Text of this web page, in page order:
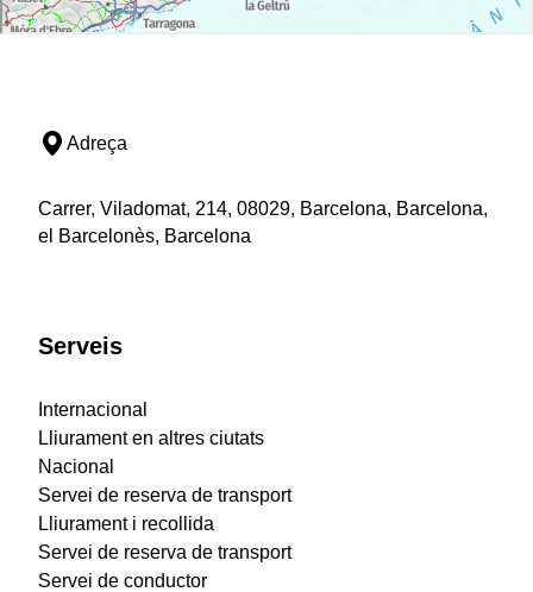
Adreça
Carrer, Viladomat, 214, 08029, Barcelona, Barcelona,
el Barcelonès, Barcelona
Serveis
Internacional
Lliurament en altres ciutats
Nacional
Servei de reserva de transport
Lliurament i recollida
Servei de reserva de transport
Servei de conductor